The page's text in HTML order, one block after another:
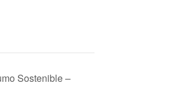
Sostenible –